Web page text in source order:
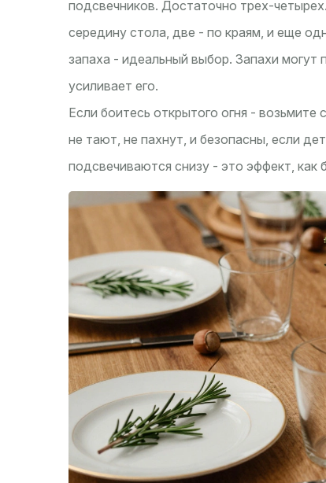
подсвечников. Достаточно трех-
середину стола, две - по краям, и еще
запаха - идеальный выбор. Запахи могут
усиливает его.
Если боитесь открытого огня -
не тают, не пахнут, и безопасны, если
подсвечиваются снизу - это эффект, как